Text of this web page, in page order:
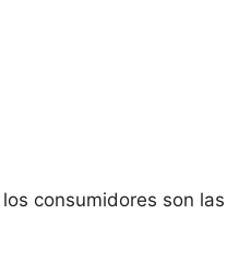
consumidores son las